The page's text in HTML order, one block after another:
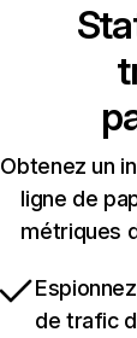
Obtenez un
ligne de
métriques
de trafic